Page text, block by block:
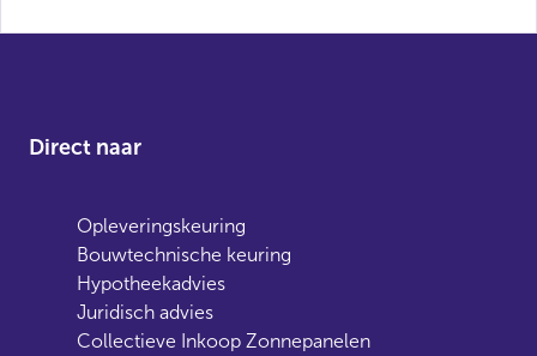
Direct naar
Opleveringskeuring
Bouwtechnische keuring
Hypotheekadvies
Juridisch advies
Collectieve Inkoop Zonnepanelen